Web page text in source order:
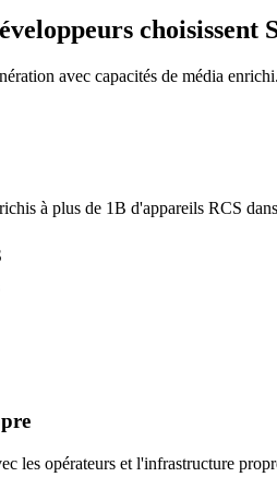
choisissent
avec capacités de média
à plus de 1B d'appareils RCS
les opérateurs et l'infrastructure